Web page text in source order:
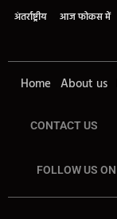
अंतर्राष्ट्रीय आज फोकस में
Home About us
CONTACT US
FOLLOW US ON